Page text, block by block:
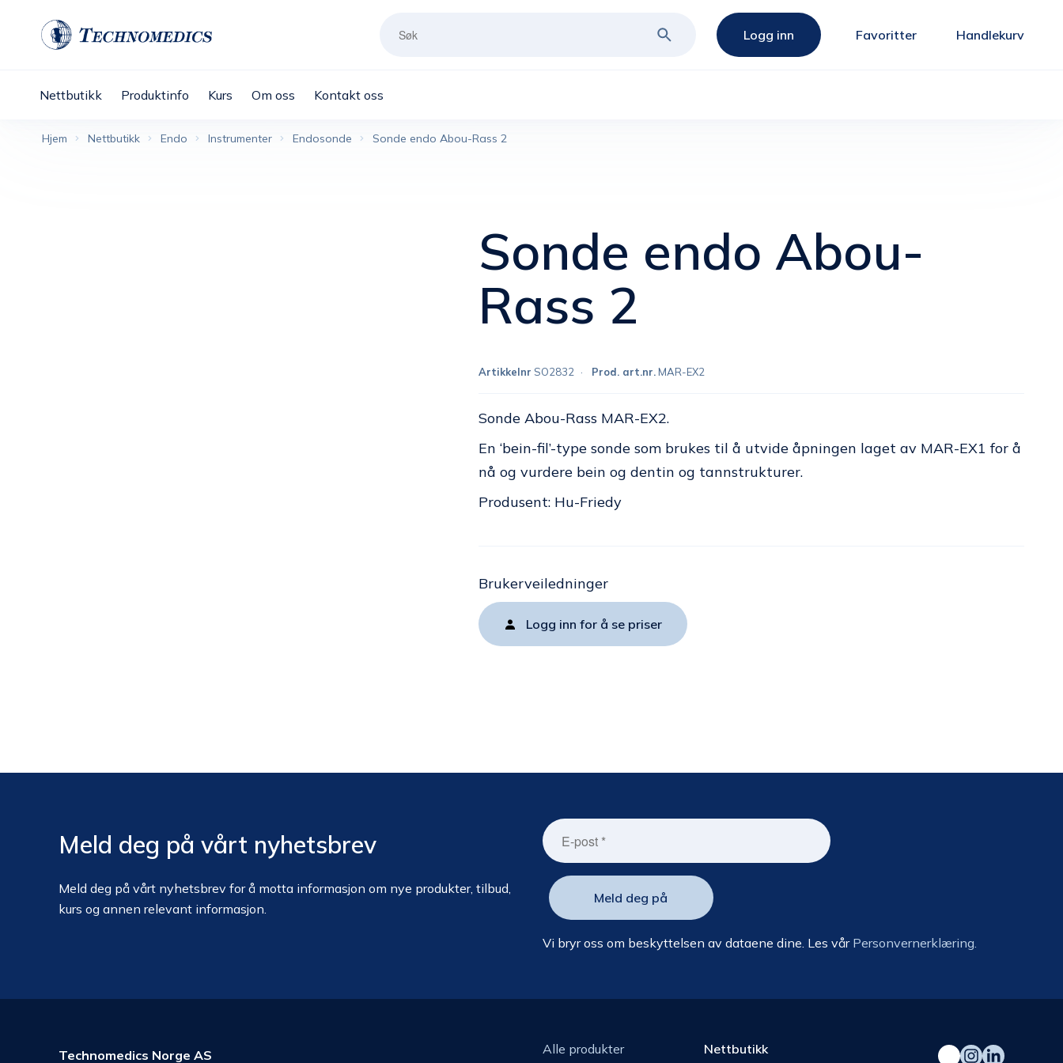
Logg inn Favoritter Handlekurv
Nettbutikk Produktinfo Kurs Om oss Kontakt oss
Hjem Nettbutikk Endo Instrumenter Endosonde Sonde endo Abou-Rass 2
Sonde endo Abou-
Rass 2
Artikkelnr SO2832 Prod. art.nr. MAR-EX2
Sonde Abou-Rass MAR-EX2.
En ‘bein-fil’-type sonde som brukes til å utvide åpningen laget av MAR-EX1 for å
nå og vurdere bein og dentin og tannstrukturer.
Produsent: Hu-Friedy
Brukerveiledninger
Logg inn for å se priser
Meld deg på vårt nyhetsbrev
Meld deg på vårt nyhetsbrev for å motta informasjon om nye produkter, tilbud,
kurs og annen relevant informasjon.
Vi bryr oss om beskyttelsen av dataene dine. Les vår Personvernerklæring.
Technomedics Norge AS
Alle produkter
Nettbutikk